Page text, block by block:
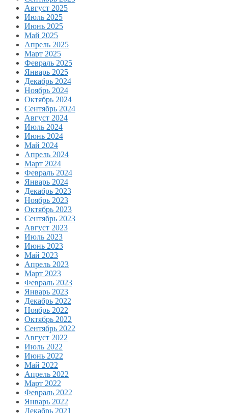
Август 2025
Июль 2025
Июнь 2025
Май 2025
Апрель 2025
Март 2025
Февраль 2025
Январь 2025
Декабрь 2024
Ноябрь 2024
Октябрь 2024
Сентябрь 2024
Август 2024
Июль 2024
Июнь 2024
Май 2024
Апрель 2024
Март 2024
Февраль 2024
Январь 2024
Декабрь 2023
Ноябрь 2023
Октябрь 2023
Сентябрь 2023
Август 2023
Июль 2023
Июнь 2023
Май 2023
Апрель 2023
Март 2023
Февраль 2023
Январь 2023
Декабрь 2022
Ноябрь 2022
Октябрь 2022
Сентябрь 2022
Август 2022
Июль 2022
Июнь 2022
Май 2022
Апрель 2022
Март 2022
Февраль 2022
Январь 2022
Декабрь 2021